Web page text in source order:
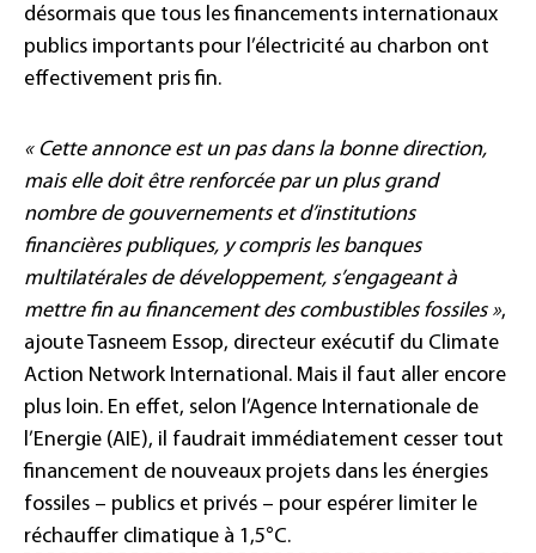
désormais que tous les financements internationaux
publics importants pour l’électricité au charbon ont
effectivement pris fin.
« Cette annonce est un pas dans la bonne direction,
mais elle doit être renforcée par un plus grand
nombre de gouvernements et d’institutions
financières publiques, y compris les banques
multilatérales de développement, s’engageant à
mettre fin au financement des combustibles fossiles »,
ajoute Tasneem Essop, directeur exécutif du Climate
Action Network International. Mais il faut aller encore
plus loin. En effet, selon l’Agence Internationale de
l’Energie (AIE), il faudrait immédiatement cesser tout
financement de nouveaux projets dans les énergies
fossiles – publics et privés – pour espérer limiter le
réchauffer climatique à 1,5°C.